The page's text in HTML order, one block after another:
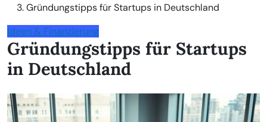
Gründungstipps für Startups in Deutschland
Ideen & Finanzierung
Gründungstipps für Startups
in Deutschland